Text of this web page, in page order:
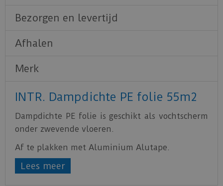
Bezorgen en levertijd
Afhalen
Merk
INTR. Dampdichte PE folie 55m2
Dampdichte PE folie is geschikt als vochtscherm
onder zwevende vloeren.
Af te plakken met Aluminium Alutape.
Lees meer